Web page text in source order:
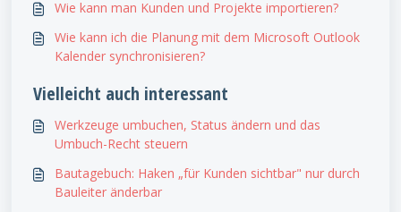
Wie kann man Kunden und Projekte importieren?
Wie kann ich die Planung mit dem Microsoft Outlook
Kalender synchronisieren?
Vielleicht auch interessant
Werkzeuge umbuchen, Status ändern und das
Umbuch-Recht steuern
Bautagebuch: Haken „für Kunden sichtbar" nur durch
Bauleiter änderbar